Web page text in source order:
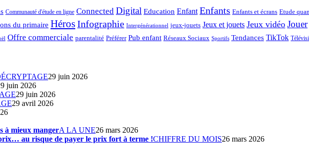
Communauté d'étude en ligne Connected Digital Education Enfant Enfants Enfants et écrans Etude
du primaire HérosInfographie Intergénérationnel jeux-jouets Jeux et jouets Jeux vidéo Jouer
Offre commerciale parentalité Préférer Pub enfant Réseaux Sociaux Sportifs Tendances TikTok
29 juin 2026
juin 2026
29 juin 2026
29 avril 2026
à mieux mangerA LA UNE26 mars 2026
au risque de payer le prix fort à terme !CHIFFRE DU MOIS26 mars 2026